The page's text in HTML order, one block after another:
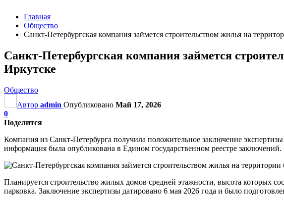
Главная
Общество
Санкт-Петербургская компания займется строительством жилья на
Санкт-Петербургская компания займется
Иркутске
Общество
Автор admin Опубликовано Май 17, 2026
0
Поделится
Компания из Санкт-Петербурга получила положительное заключение
информация была опубликована в Едином государственном реестре заключений.
Планируется строительство жилых домов средней этажности, высота которых
парковка. Заключение экспертизы датировано 6 мая 2026 года и было